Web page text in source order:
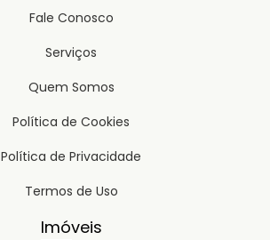
Fale Conosco
Serviços
Quem Somos
Política de Cookies
Política de Privacidade
Termos de Uso
Imóveis